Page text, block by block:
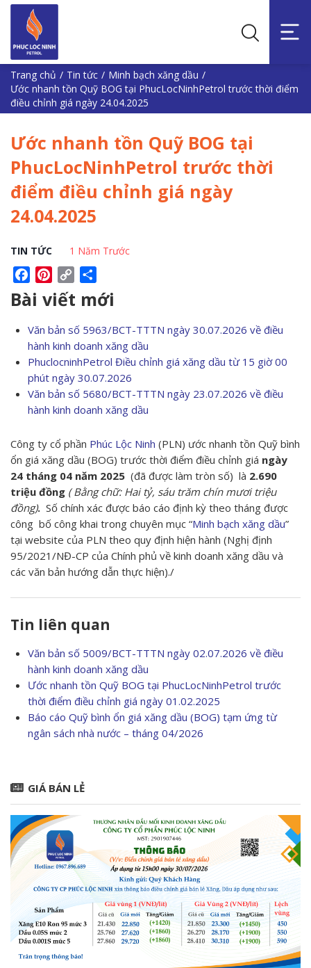
Trang chủ / Tin tức / Minh bạch xăng dầu /
Ước nhanh tồn Quỹ BOG tại PhucLocNinhPetrol trước thời điểm
điều chỉnh giá ngày 24.04.2025
Ước nhanh tồn Quỹ BOG tại
PhucLocNinhPetrol trước thời
điểm điều chỉnh giá ngày
24.04.2025
TIN TỨC 1 Năm Trước
FacebookPinterest
Copy
Bài viết mới
Văn bản số 5963/BCT-TTTN ngày 30.07.2026 về điều
hành kinh doanh xăng dầu
PhuclocninhPetrol Điều chỉnh giá xăng dầu từ 15 giờ 00
phút ngày 30.07.2026
Văn bản số 5680/BCT-TTTN ngày 23.07.2026 về điều
hành kinh doanh xăng dầu
Công ty cổ phần Phúc Lộc Ninh (PLN) ước nhanh tồn Quỹ bình
ổn giá xăng dầu (BOG) trước thời điểm điều chỉnh giá ngày
24 tháng 04 năm 2025 (đã được làm tròn số) là 2.690
triệu đồng ( Bằng chữ: Hai tỷ, sáu trăm chín mươi triệu
đồng). Số chính xác được báo cáo định kỳ theo tháng được
công bố công khai trong chuyên mục “Minh bạch xăng dầu”
tại website của PLN theo quy định hiện hành (Nghị định
95/2021/NĐ-CP của Chính phủ về kinh doanh xăng dầu và
các văn bản hướng dẫn thực hiện)./
Tin liên quan
Văn bản số 5009/BCT-TTTN ngày 02.07.2026 về điều
hành kinh doanh xăng dầu
Ước nhanh tồn Quỹ BOG tại PhucLocNinhPetrol trước
thời điểm điều chỉnh giá ngày 01.02.2025
Báo cáo Quỹ bình ổn giá xăng dầu (BOG) tạm ứng từ
ngân sách nhà nước – tháng 04/2026
GIÁ BÁN LẺ